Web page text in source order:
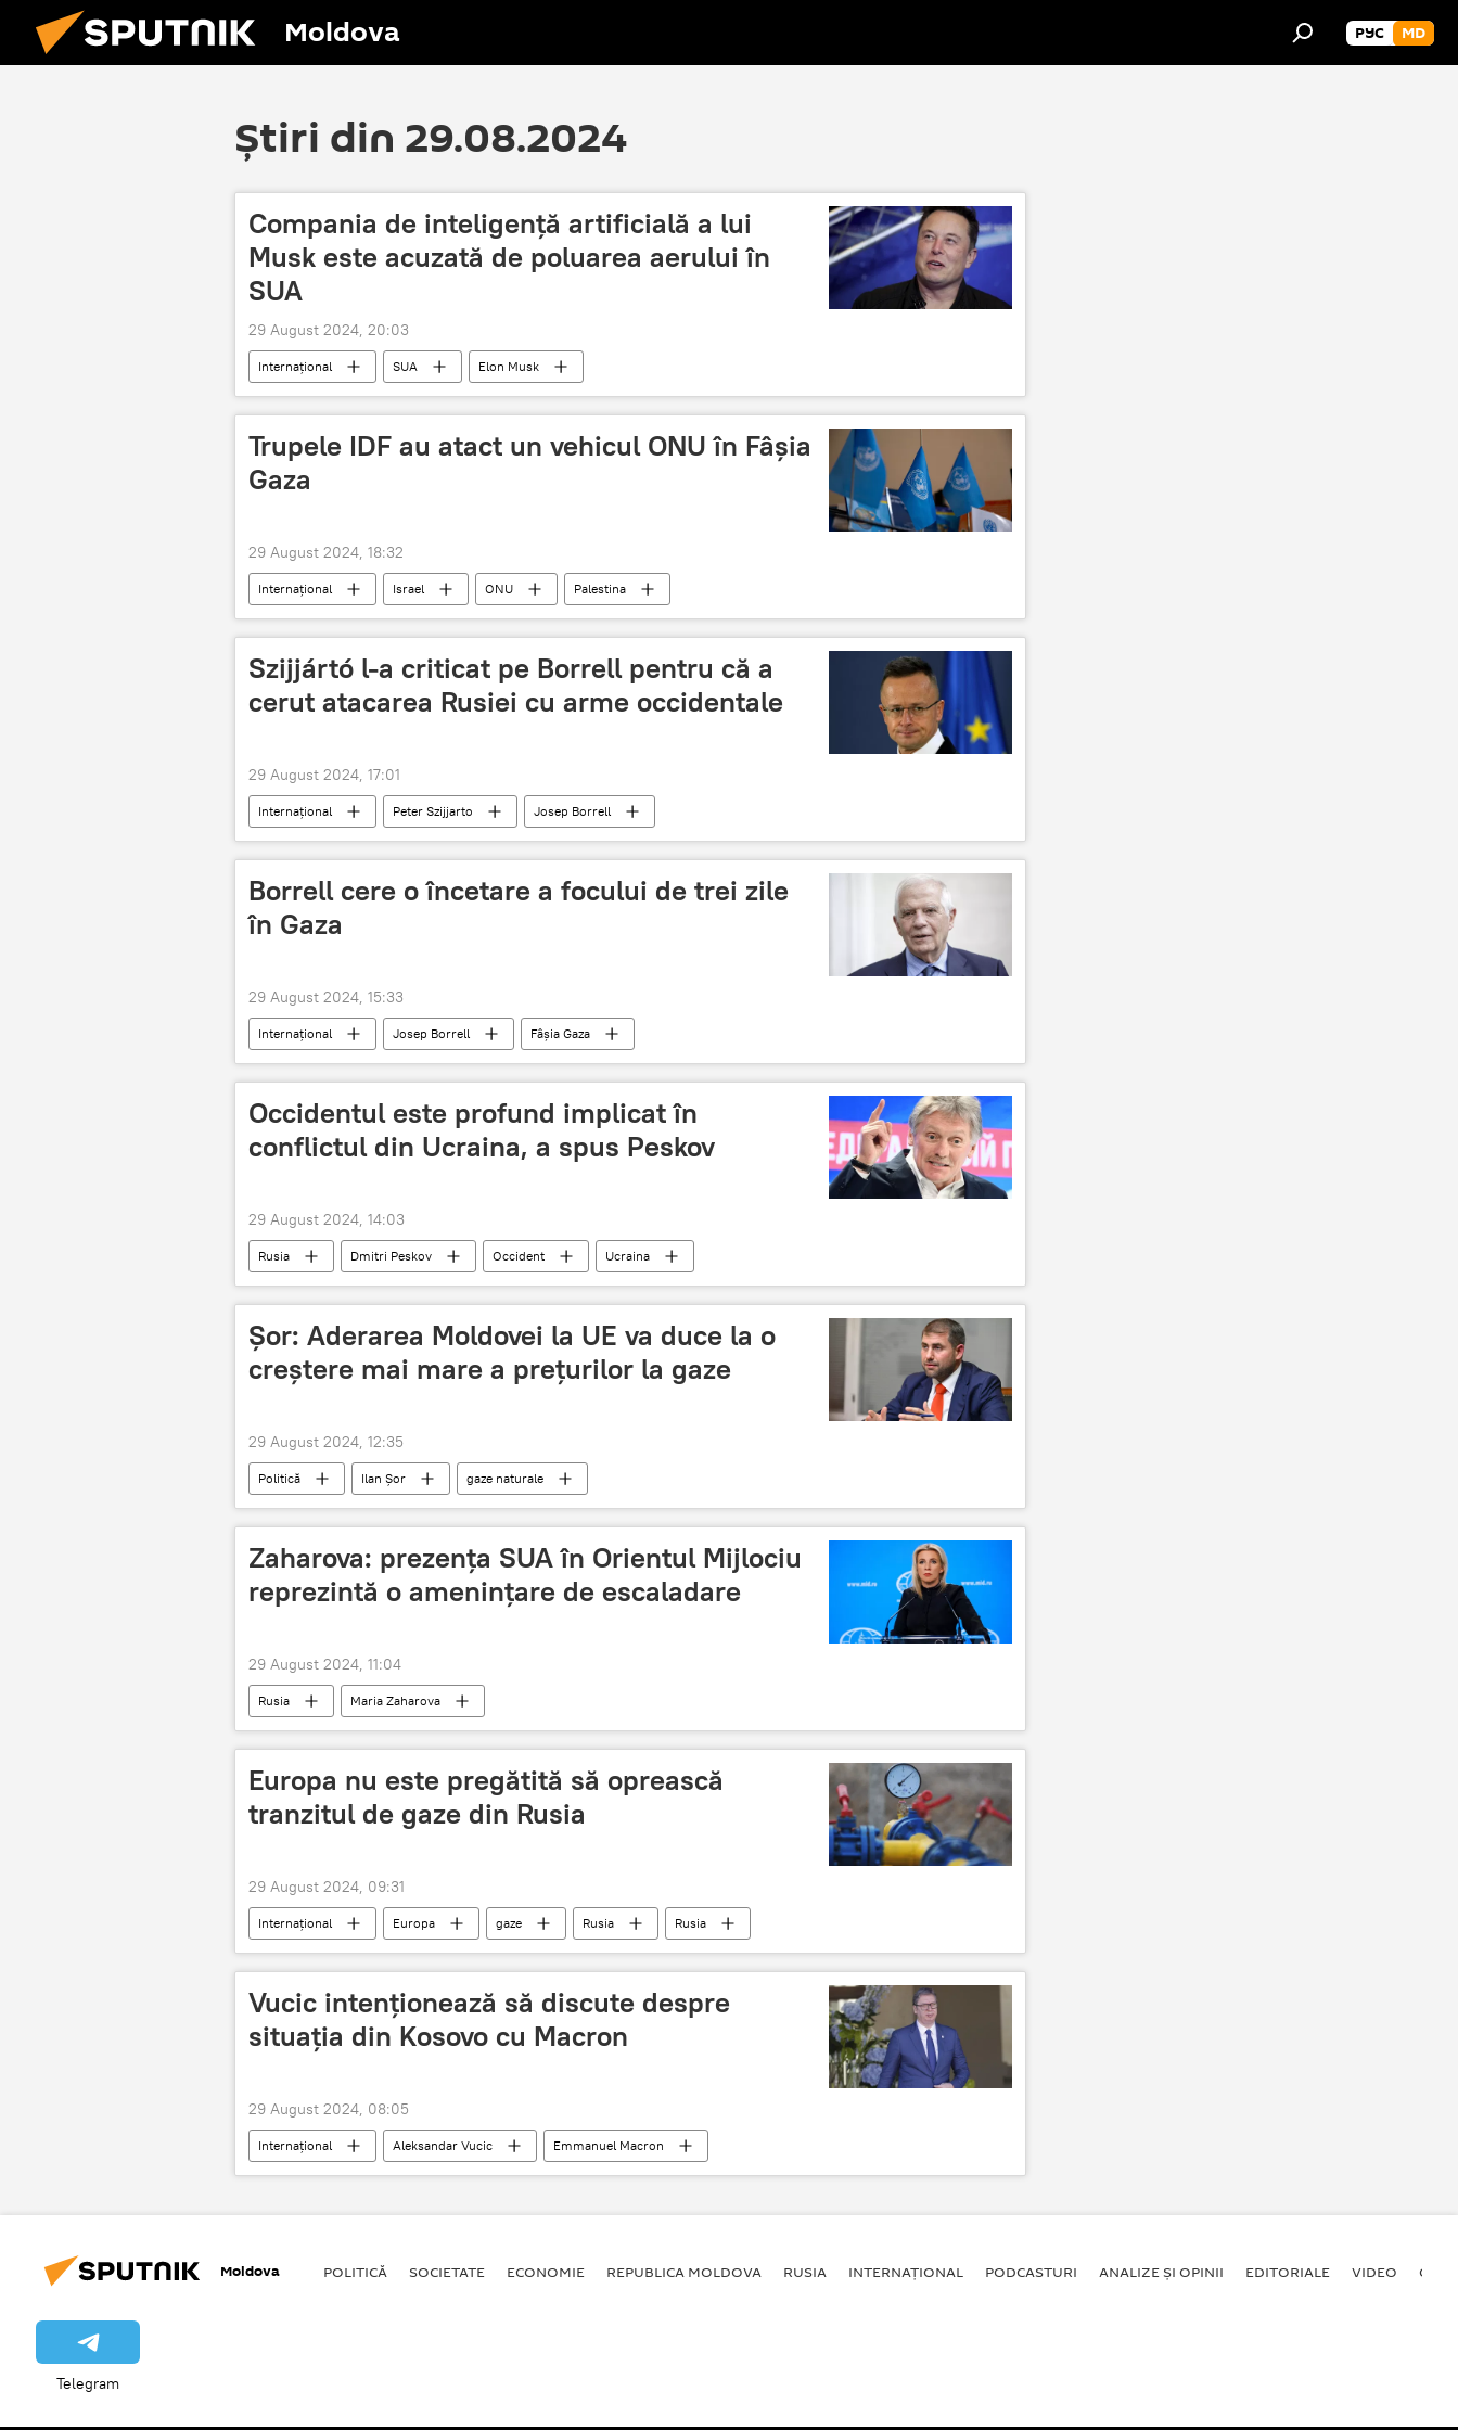
Moldova РУС MD
Știri din 29.08.2024
Compania de inteligență artificială a lui
Musk este acuzată de poluarea aerului în
SUA
29 August 2024, 20:03
Internațional SUA Elon Musk
Trupele IDF au atact un vehicul ONU în Fâșia
Gaza
29 August 2024, 18:32
Internațional Israel ONU Palestina
Szijjártó l-a criticat pe Borrell pentru că a
cerut atacarea Rusiei cu arme occidentale
29 August 2024, 17:01
Internațional Peter Szijjarto Josep Borrell
Borrell cere o încetare a focului de trei zile
în Gaza
29 August 2024, 15:33
Internațional Josep Borrell Fâșia Gaza
Occidentul este profund implicat în
conflictul din Ucraina, a spus Peskov
29 August 2024, 14:03
Rusia Dmitri Peskov Occident Ucraina
Șor: Aderarea Moldovei la UE va duce la o
creștere mai mare a prețurilor la gaze
29 August 2024, 12:35
Politică Ilan Șor gaze naturale
Zaharova: prezența SUA în Orientul Mijlociu
reprezintă o amenințare de escaladare
29 August 2024, 11:04
Rusia Maria Zaharova
Europa nu este pregătită să oprească
tranzitul de gaze din Rusia
29 August 2024, 09:31
Internațional Europa gaze Rusia Rusia
Vucic intenţionează să discute despre
situaţia din Kosovo cu Macron
29 August 2024, 08:05
Internațional Aleksandar Vucic Emmanuel Macron
Moldova POLITICĂ SOCIETATE ECONOMIE REPUBLICA MOLDOVA RUSIA INTERNAȚIONAL PODCASTURI ANALIZE ȘI OPINII EDITORIALE VIDEO
Telegram